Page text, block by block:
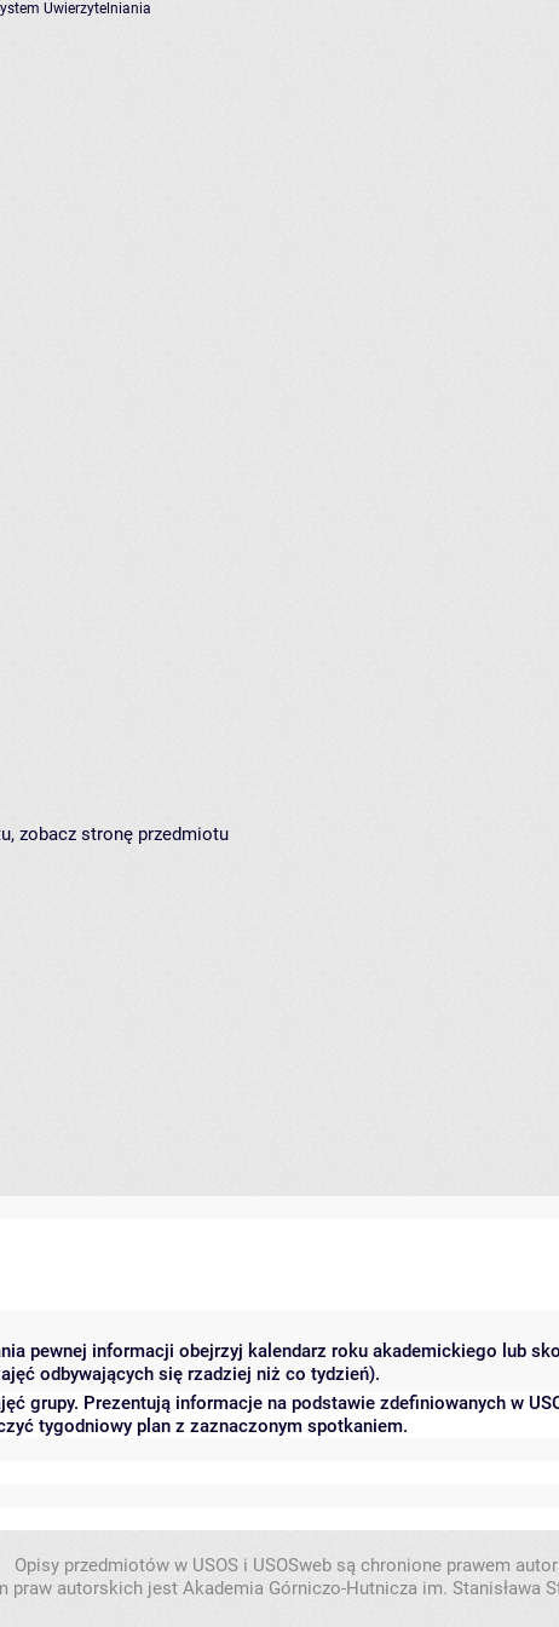
Uwierzytelniania
zobacz stronę przedmiotu
pewnej informacji obejrzyj kalendarz roku akademickiego lub
odbywających się rzadziej niż co tydzień).
grupy. Prezentują informacje na podstawie zdefiniowanych w
tygodniowy plan z zaznaczonym spotkaniem.
Opisy przedmiotów w USOS i USOSweb są chronione prawem
praw autorskich jest Akademia Górniczo-Hutnicza im. Stanisława